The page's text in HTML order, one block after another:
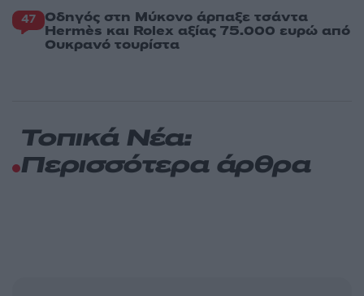
47 Οδηγός στη Μύκονο άρπαξε τσάντα
Hermès και Rolex αξίας 75.000 ευρώ από
Ουκρανό τουρίστα
Τοπικά Νέα:
Περισσότερα άρθρα